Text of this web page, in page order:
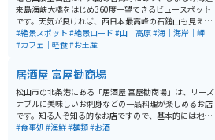
来島海峡大橋をはじめ360度一望できるビュースポット
です。天気が良ければ、西日本最高峰の石鎚山も見えま
す。駐車場の近くにトイレ、売店があり、ソフトクリー
ムなどの軽食もあります。
#絶景スポット #絶景ロード #山｜高原#海｜海岸｜岬
#カフェ｜軽食#お土産
居酒屋 富屋勧商場
松山市の北条港にある「居酒屋 富屋勧商場」は、リーズ
ナブルに美味しいお刺身などの一品料理が楽しめるお店
です。知る人ぞ知る的なお店ですので、基本的には地元
の方々が来る憩いの場所だと思います。お魚以外にも焼
#食事処 #海鮮#麺類#お酒